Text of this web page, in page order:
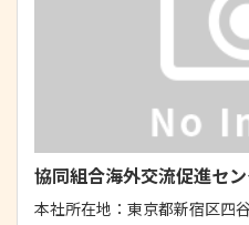
協同組合海外交流促進セ
本社所在地： 東京都新宿区四